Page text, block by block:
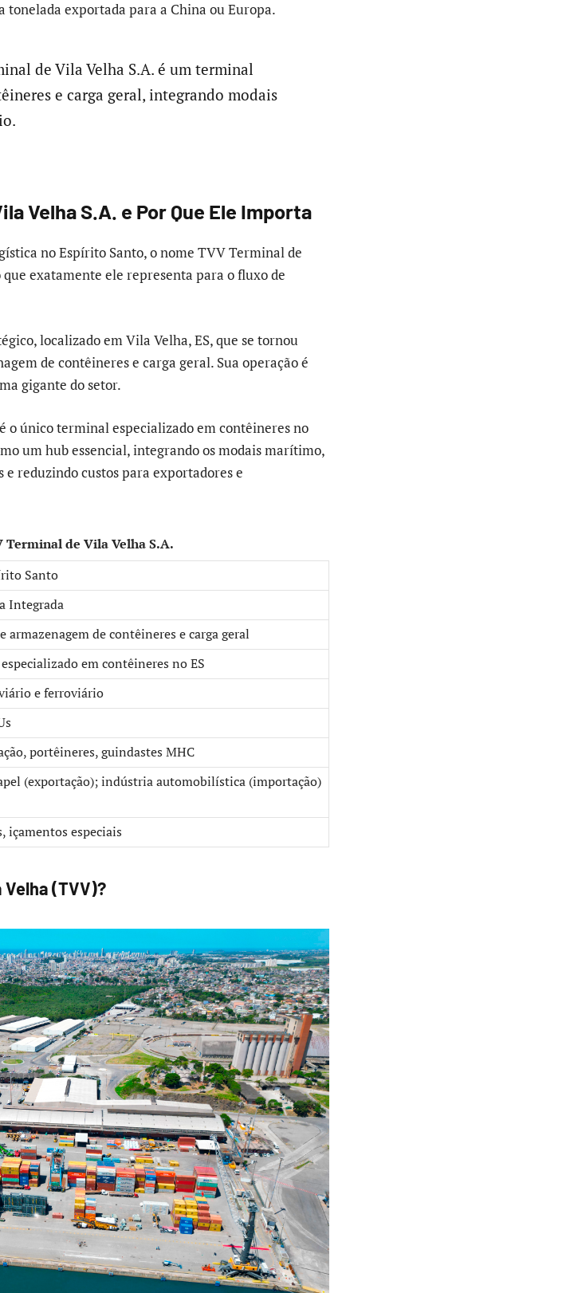
tonelada exportada para a China ou Europa.
de Vila Velha S.A. é um terminal
e carga geral, integrando modais
Velha S.A. e Por Que Ele Importa
no Espírito Santo, o nome TVV Terminal de
exatamente ele representa para o fluxo de
localizado em Vila Velha, ES, que se tornou
de contêineres e carga geral. Sua operação é
gigante do setor.
o único terminal especializado em contêineres no
um hub essencial, integrando os modais marítimo,
reduzindo custos para exportadores e
Terminal de Vila Velha S.A.
Santo
Integrada
armazenagem de contêineres e carga geral
em contêineres no ES
e ferroviário
portêineres, guindastes MHC
(exportação); indústria automobilística (importação)
içamentos especiais
Velha (TVV)?